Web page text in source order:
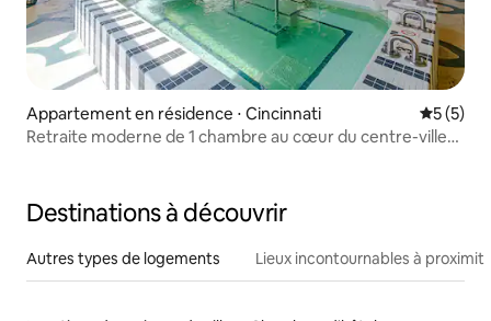
Appartement en résidence ⋅ Cincinnati
5 (5)
Retraite moderne de 1 chambre au cœur du centre-ville
Destinations à découvrir
Autres types de logements Lieux incontournables à